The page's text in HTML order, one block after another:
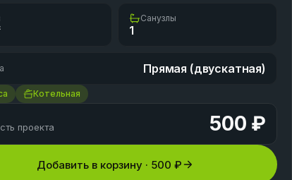
Санузлы
1
Прямая (двускатная)
Котельная
проекта 500 ₽
Добавить в корзину · 500 ₽